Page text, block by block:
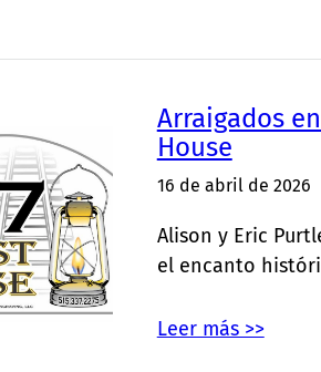
Arraigados
House
16 de abril de 2026
Alison y Eric
el encanto
Leer más >>